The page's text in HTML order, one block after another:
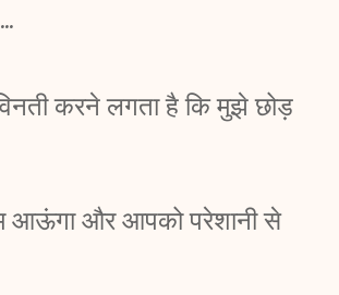
करने लगता है कि मुझे छोड़
आऊंगा और आपको परेशानी से